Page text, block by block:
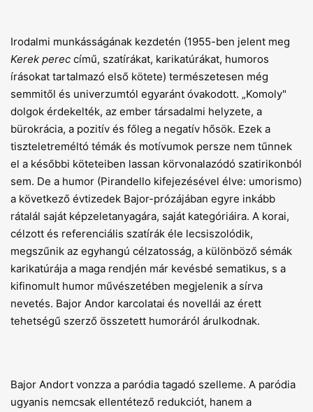
Irodalmi munkásságának kezdetén (1955-ben jelent meg
Kerek perec című, szatírákat, karikatúrákat, humoros
írásokat tartalmazó első kötete) természetesen még
semmitől és univerzumtól egyaránt óvakodott. „Komoly"
dolgok érdekelték, az ember társadalmi helyzete, a
bürokrácia, a pozitív és főleg a negatív hősök. Ezek a
tiszteletreméltó témák és motívumok persze nem tűnnek
el a későbbi köteteiben lassan körvonalazódó szatirikonból
sem. De a humor (Pirandello kifejezésével élve: umorismo)
a következő évtizedek Bajor-prózájában egyre inkább
rátalál saját képzeletanyagára, saját kategóriáira. A korai,
célzott és referenciális szatírák éle lecsiszolódik,
megszűnik az egyhangú célzatosság, a különböző sémák
karikatúrája a maga rendjén már kevésbé sematikus, s a
kifinomult humor művészetében megjelenik a sírva
nevetés. Bajor Andor karcolatai és novellái az érett
tehetségű szerző összetett humoráról árulkodnak.
Bajor Andort vonzza a paródia tagadó szelleme. A paródia
ugyanis nemcsak ellentétező redukciót, hanem a